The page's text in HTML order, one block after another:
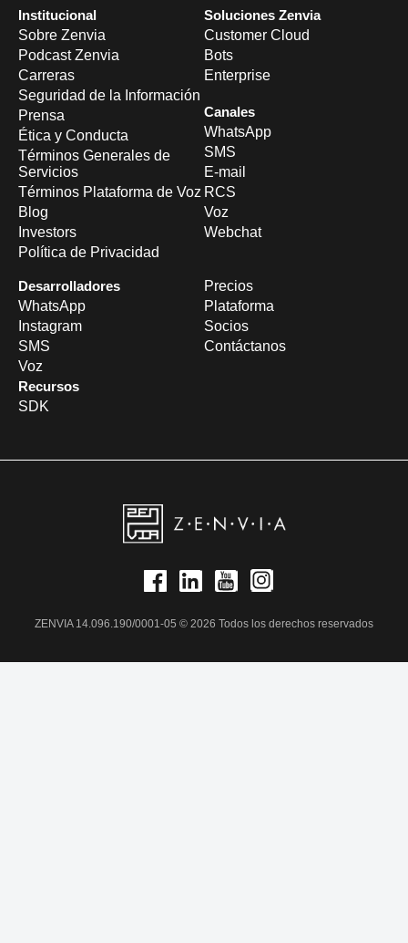
Institucional
Sobre Zenvia
Podcast Zenvia
Carreras
Seguridad de la Información
Prensa
Ética y Conducta
Términos Generales de
Servicios
Términos Plataforma de Voz
Blog
Investors
Política de Privacidad
Soluciones Zenvia
Customer Cloud
Bots
Enterprise
Canales
WhatsApp
SMS
E-mail
RCS
Voz
Webchat
Desarrolladores
WhatsApp
Instagram
SMS
Voz
Recursos
SDK
Precios
Plataforma
Socios
Contáctanos
ZENVIA 14.096.190/0001-05 © 2026 Todos los derechos reservados